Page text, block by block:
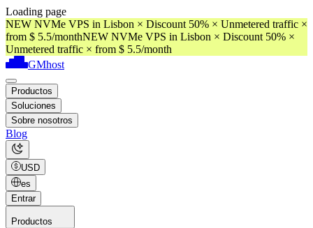
Loading page
NEW NVMe VPS in Lisbon × Discount 50% × Unmetered traffic ×
from $ 5.5/monthNEW NVMe VPS in Lisbon × Discount 50% ×
Unmetered traffic × from $ 5.5/month
GMhost
Productos
Soluciones
Sobre nosotros
Blog
USD
es
Entrar
Productos